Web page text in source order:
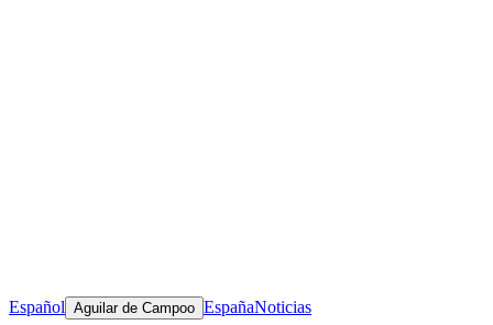
Español Aguilar de Campoo EspañaNoticias